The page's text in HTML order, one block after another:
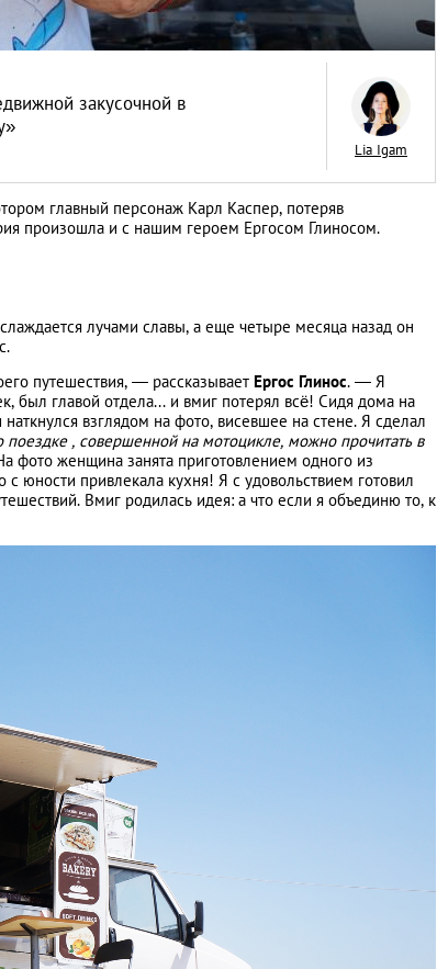
закусочной в
Lia Igam
главный персонаж Карл Каспер, потеряв
произошла и с нашим героем Ергосом Глиносом.
лучами славы, а еще четыре месяца назад он
путешествия, — рассказывает Ергос Глинос. — Я
был главой отдела... и вмиг потерял всё! Сидя дома на
взглядом на фото, висевшее на стене. Я сделал
поездке , совершенной на мотоцикле, можно прочитать в
фото женщина занята приготовлением одного из
юности привлекала кухня! Я с удовольствием готовил
Вмиг родилась идея: а что если я объединю то, к